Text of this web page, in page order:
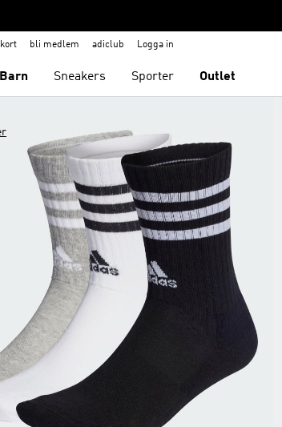
bli medlem adiclub Logga in
Barn Sneakers Sporter Outlet